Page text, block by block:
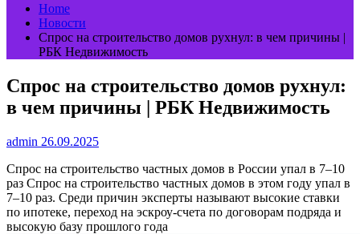
Home
Новости
Спрос на строительство домов рухнул: в чем причины |
РБК Недвижимость
Спрос на строительство домов рухнул:
в чем причины | РБК Недвижимость
admin 26.09.2025
Спрос на строительство частных домов в России упал в 7–10
раз Спрос на строительство частных домов в этом году упал в
7–10 раз. Среди причин эксперты называют высокие ставки
по ипотеке, переход на эскроу-счета по договорам подряда и
высокую базу прошлого года